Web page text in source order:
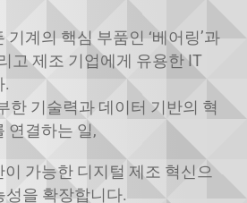
연합소식
채용
회사소개
문의
계의 핵심 부품인 ‘베어링’과
고 제조 기업에게 유용한 IT
.
한 기술력과 데이터 기반의 혁
연결하는 일,
가능한 디지털 제조 혁신으
성을 확장합니다.